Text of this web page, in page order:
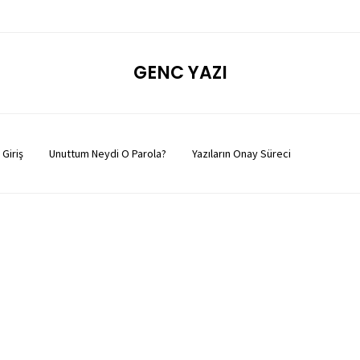
GENC YAZI
Giriş Unuttum Neydi O Parola? Yazıların Onay Süreci